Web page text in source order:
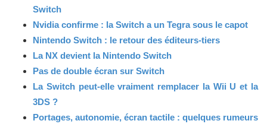
Switch
Nvidia confirme : la Switch a un Tegra sous le capot
Nintendo Switch : le retour des éditeurs-tiers
La NX devient la Nintendo Switch
Pas de double écran sur Switch
La Switch peut-elle vraiment remplacer la Wii U et la
3DS ?
Portages, autonomie, écran tactile : quelques rumeurs